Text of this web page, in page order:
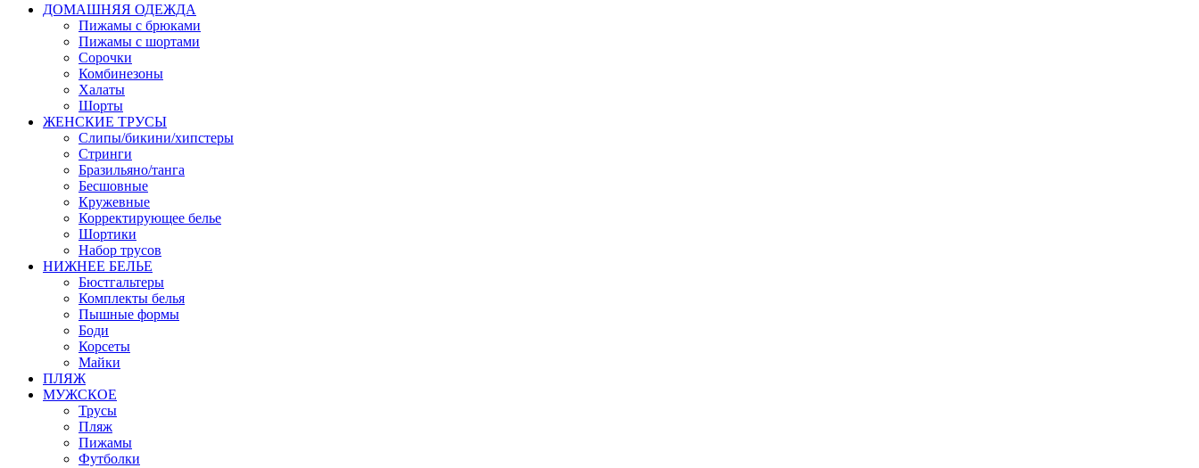
ДОМАШНЯЯ ОДЕЖДА
Пижамы с брюками
Пижамы с шортами
Сорочки
Комбинезоны
Халаты
Шорты
ЖЕНСКИЕ ТРУСЫ
Слипы/бикини/хипстеры
Стринги
Бразильяно/танга
Бесшовные
Кружевные
Корректирующее белье
Шортики
Набор трусов
НИЖНЕЕ БЕЛЬЕ
Бюстгальтеры
Комплекты белья
Пышные формы
Боди
Корсеты
Майки
ПЛЯЖ
МУЖСКОЕ
Трусы
Пляж
Пижамы
Футболки